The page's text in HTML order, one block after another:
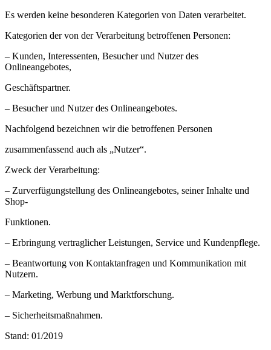
Es werden keine besonderen Kategorien von Daten verarbeitet.
Kategorien der von der Verarbeitung betroffenen Personen:
– Kunden, Interessenten, Besucher und Nutzer des
Onlineangebotes,
Geschäftspartner.
– Besucher und Nutzer des Onlineangebotes.
Nachfolgend bezeichnen wir die betroffenen Personen
zusammenfassend auch als „Nutzer“.
Zweck der Verarbeitung:
– Zurverfügungstellung des Onlineangebotes, seiner Inhalte und
Shop-
Funktionen.
– Erbringung vertraglicher Leistungen, Service und Kundenpflege.
– Beantwortung von Kontaktanfragen und Kommunikation mit
Nutzern.
– Marketing, Werbung und Marktforschung.
– Sicherheitsmaßnahmen.
Stand: 01/2019